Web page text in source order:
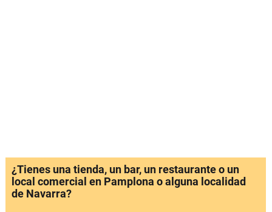
¿Tienes una tienda, un bar, un restaurante o un
local comercial en Pamplona o alguna localidad
de Navarra?